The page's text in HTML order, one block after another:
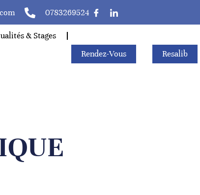
0783269524
& Stages
Rendez-Vous Resalib